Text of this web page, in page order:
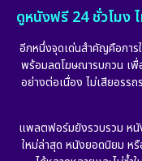
ดูหนังฟรี 24 ชั่วโมง
อีกหนึ่งจุดเด่นสำคัญคือการ
พร้อมลดโฆษณารบกวน เพื่
อย่างต่อเนื่อง ไม่เสียอรร
แพลตฟอร์มยังรวบรวม หนั
ใหม่ล่าสุด หนังยอดนิยม หรื